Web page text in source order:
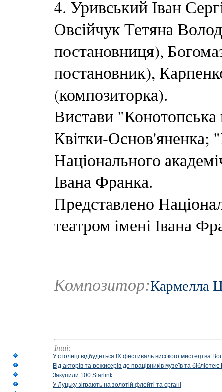
4. Уривський Іван
Овсійчук Тетяна
постановниця),
постановник),
(композиторка).
Вистави "Конотопська
Квітки-Основ'яненка;
Національного
Івана Франка.
Представлено
театром імені Івана
Композитор:Кармелла
Інші:
У столиці відбудеться IX фестиваль високого мистецтва
Від акторів та режисерів до працівників музеїв та
Закупили 100 Starlink
У Луцьку зіграють на золотій флейті та органі